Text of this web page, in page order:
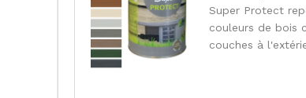
Super Protect
couleurs de bois
couches à